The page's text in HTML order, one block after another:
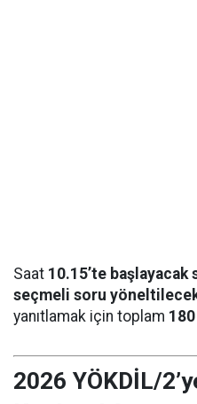
Saat 10.15’te başlayacak
seçmeli soru
yanıtlamak için toplam
2026 YÖKDİL/